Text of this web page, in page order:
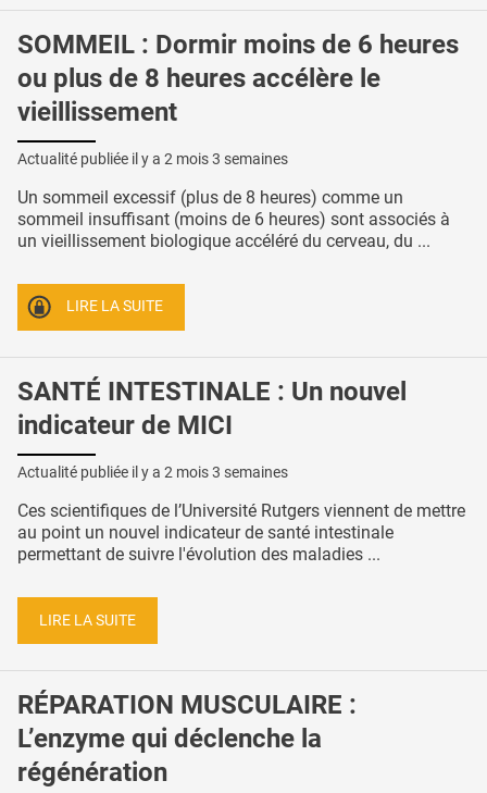
SOMMEIL : Dormir moins de 6 heures
ou plus de 8 heures accélère le
vieillissement
Actualité publiée il y a 2 mois 3 semaines
Un sommeil excessif (plus de 8 heures) comme un
sommeil insuffisant (moins de 6 heures) sont associés à
un vieillissement biologique accéléré du cerveau, du ...
LIRE LA SUITE
SANTÉ INTESTINALE : Un nouvel
indicateur de MICI
Actualité publiée il y a 2 mois 3 semaines
Ces scientifiques de l’Université Rutgers viennent de mettre
au point un nouvel indicateur de santé intestinale
permettant de suivre l'évolution des maladies ...
LIRE LA SUITE
RÉPARATION MUSCULAIRE :
L’enzyme qui déclenche la
régénération